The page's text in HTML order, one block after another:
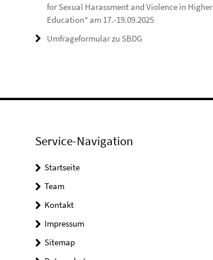
for Sexual Harassment and Violence in Higher
Education" am 17.-19.09.2025
Umfrageformular zu SBDG
Service-Navigation
Startseite
Team
Kontakt
Impressum
Sitemap